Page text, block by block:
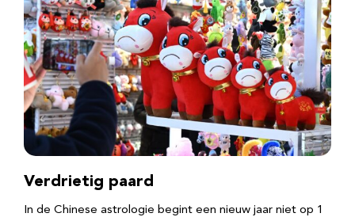
Verdrietig paard
In de Chinese astrologie begint een nieuw jaar niet op 1